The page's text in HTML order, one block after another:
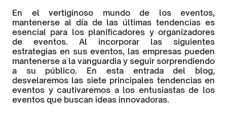
En el vertiginoso mundo de los eventos,
mantenerse al día de las últimas tendencias es
esencial para los planificadores y organizadores
de eventos. Al incorporar las siguientes
estrategias en sus eventos, las empresas pueden
mantenerse a la vanguardia y seguir sorprendiendo
a su público. En esta entrada del blog,
desvelaremos las siete principales tendencias en
eventos y cautivaremos a los entusiastas de los
eventos que buscan ideas innovadoras.